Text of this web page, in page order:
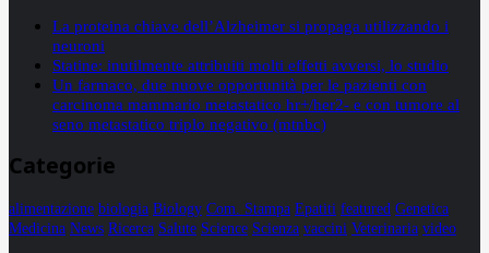
La proteina chiave dell’Alzheimer si propaga utilizzando i
neuroni
Statine: inutilmente attribuiti molti effetti avversi, lo studio
Un farmaco, due nuove opportunità per le pazienti con
carcinoma mammario metastatico hr+/her2- e con tumore al
seno metastatico triplo negativo (mtnbc)
Categorie
alimentazione biologia Biology Com. Stampa Epatiti featured Genetica
Medicina News Ricerca Salute Science Scienza vaccini Veterinaria video